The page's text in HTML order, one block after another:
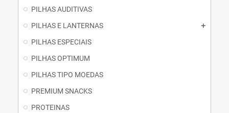
PILHAS AUDITIVAS
PILHAS E LANTERNAS
PILHAS ESPECIAIS
PILHAS OPTIMUM
PILHAS TIPO MOEDAS
PREMIUM SNACKS
PROTEINAS